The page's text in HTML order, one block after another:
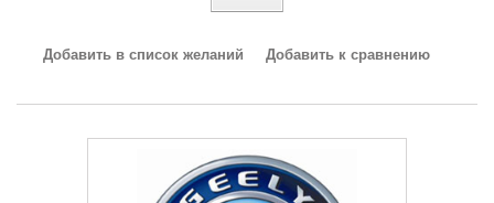
Добавить в список желаний Добавить к сравнению